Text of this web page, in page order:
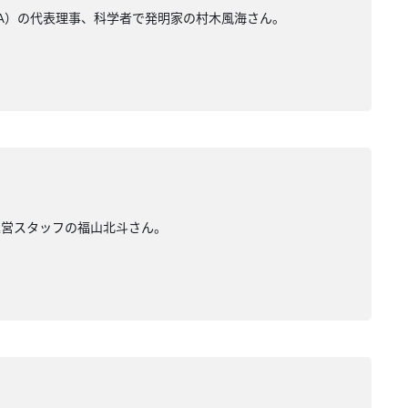
の代表理事、科学者で発明家の村木風海さん。
スタッフの福山北斗さん。